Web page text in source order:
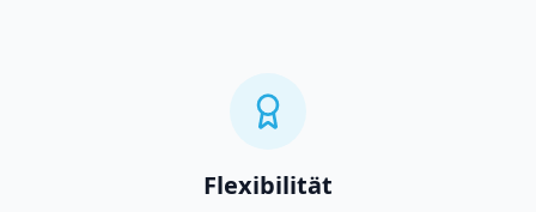
Flexibilität